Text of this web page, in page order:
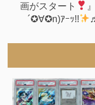
画がスタート
´✪∀✪n)ｱｰｯ!!